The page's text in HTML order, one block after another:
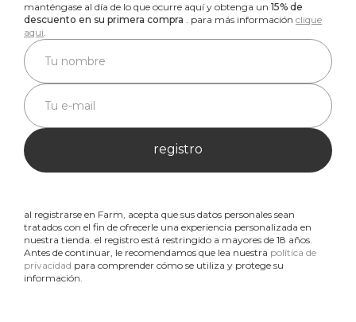
manténgase al día de lo que ocurre aquí y obtenga un 15% de
descuento en su primera compra . para más información clique
aqui.
registro
al registrarse en Farm, acepta que sus datos personales sean
tratados con el fin de ofrecerle una experiencia personalizada en
nuestra tienda. el registro está restringido a mayores de 18 años.
Antes de continuar, le recomendamos que lea nuestra política de
privacidad para comprender cómo se utiliza y protege su
información.